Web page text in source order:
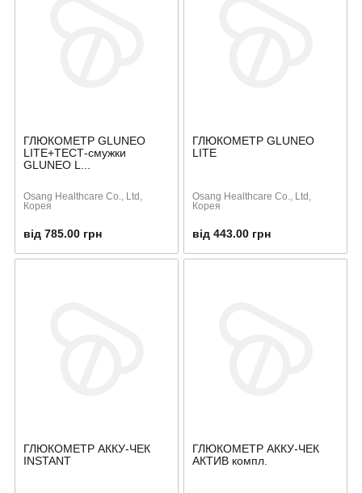
ГЛЮКОМЕТР GLUNEO
LITE+ТЕСТ-смужки
GLUNEO L...
Osang Healthcare Co., Ltd,
Корея
від 785.00 грн
ГЛЮКОМЕТР GLUNEO
LITЕ
Osang Healthcare Co., Ltd,
Корея
від 443.00 грн
ГЛЮКОМЕТР АККУ-ЧЕК
INSTANT
ГЛЮКОМЕТР АККУ-ЧЕК
АКТИВ компл.